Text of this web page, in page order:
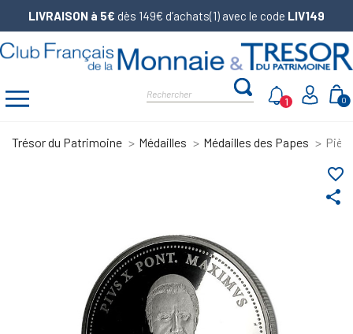
LIVRAISON à 5€ dès 149€ d’achats(1) avec le code LIV149
0
1
Trésor du Patrimoine Médailles Médailles des Papes
share
favorite_border